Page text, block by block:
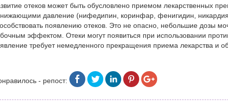
отеков может быть обусловлено приемом лекарственных
давление (нифедипин, коринфар, фенигидин,
появлению отеков. Это не опасно, небольшие дозы
эффектом. Отеки могут появиться при использовании
требует немедленного прекращения приема лекарства и
- репост: